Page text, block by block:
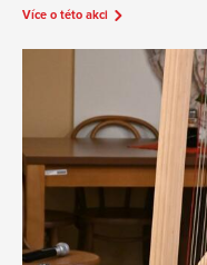
Více o této akci